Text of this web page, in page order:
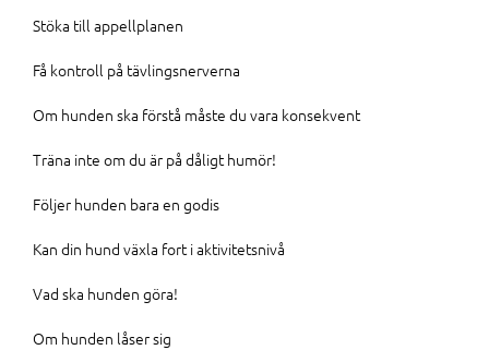
Stöka till appellplanen
Få kontroll på tävlingsnerverna
Om hunden ska förstå måste du vara konsekvent
Träna inte om du är på dåligt humör!
Följer hunden bara en godis
Kan din hund växla fort i aktivitetsnivå
Vad ska hunden göra!
Om hunden låser sig